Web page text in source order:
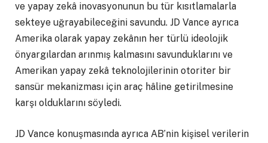
ve yapay zekâ inovasyonunun bu tür kısıtlamalarla
sekteye uğrayabileceğini savundu. JD Vance ayrıca
Amerika olarak yapay zekânın her türlü ideolojik
önyargılardan arınmış kalmasını savunduklarını ve
Amerikan yapay zekâ teknolojilerinin otoriter bir
sansür mekanizması için araç hâline getirilmesine
karşı olduklarını söyledi.
JD Vance konuşmasında ayrıca AB’nin kişisel verilerin